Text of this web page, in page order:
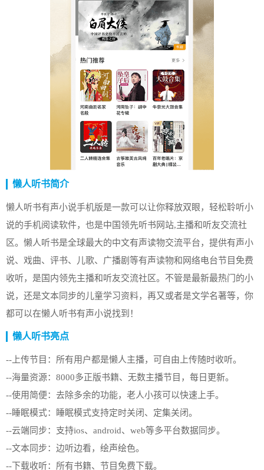
懒人听书简介
懒人听书有声小说手机版是一款可以让你释放双眼，轻松聆听小
说的手机阅读软件，也是中国领先听书网站,主播和听友交流社
区。懒人听书是全球最大的中文有声读物交流平台，提供有声小
说、戏曲、评书、儿歌、广播剧等有声读物和网络电台节目免费
收听，是国内领先主播和听友交流社区。不管是最新最热门的小
说，还是文本同步的儿童学习资料，再又或者是文学名著等，你
都可以在懒人听书有声小说找到！
懒人听书亮点
--上传节目：所有用户都是懒人主播，可自由上传随时收听。
--海量资源：8000多正版书籍、无数主播节目，每日更新。
--使用简便：去除多余的功能，老人小孩可以快速上手。
--睡眠模式：睡眠模式支持定时关闭、定集关闭。
--云端同步：支持ios、android、web等多平台数据同步。
--文本同步：边听边看，绘声绘色。
--下载收听：所有书籍、节目免费下载。